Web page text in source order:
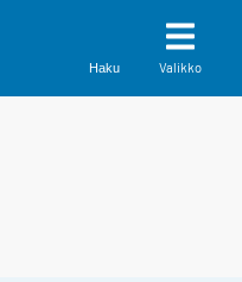
Haku Valikko